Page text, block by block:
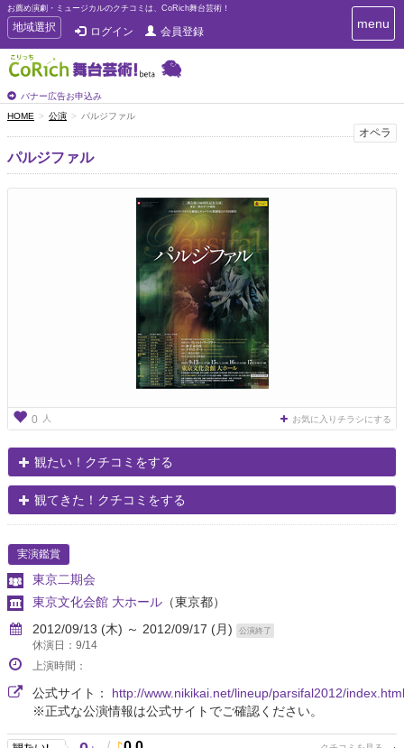
お薦め演劇・ミュージカルのクチコミは、CoRich舞台芸術！
T
o
g
g
e
n
a
地域選択 ログイン 会員登録
バナー広告お申込み
T
o
n
i
menu
HOME 公演 パルジファル
オペラ
パルジファル
0 人 お気に入りチラシにする
観たい！クチコミをする
観てきた！クチコミをする
実演鑑賞
東京二期会
東京文化会館 大ホール （東京都）
2012/09/13 (木) ～ 2012/09/17 (月)
公演終了
休演日：9/14
上演時間：
公式サイト： http://www.nikikai.net/lineup/parsifal2012/index.html
※正式な公演情報は公式サイトでご確認ください。